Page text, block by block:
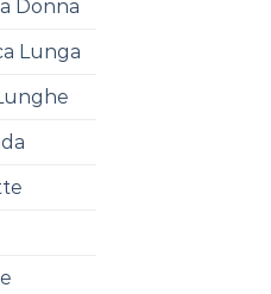
Donna
Lunga